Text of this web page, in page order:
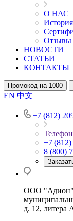
О НАС
История
Отзывы
НОВОСТИ
СТАТЬИ
КОНТАКТЫ
Промокод на 1000
EN 中文
+7 (812)
+7
8 (800)
ООО "Адион",
д. 12, литера